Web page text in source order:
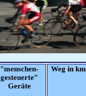
"menschen-
gesteuerte"
Geräte
Weg in km